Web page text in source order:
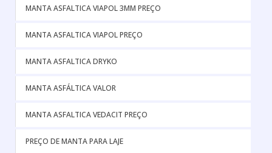
MANTA ASFALTICA VIAPOL 3MM PREÇO
MANTA ASFALTICA VIAPOL PREÇO
MANTA ASFALTICA DRYKO
MANTA ASFÁLTICA VALOR
MANTA ASFALTICA VEDACIT PREÇO
PREÇO DE MANTA PARA LAJE